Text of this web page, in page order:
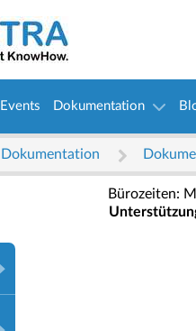
Events Dokumentation
Dokumentation
Bürozeiten: